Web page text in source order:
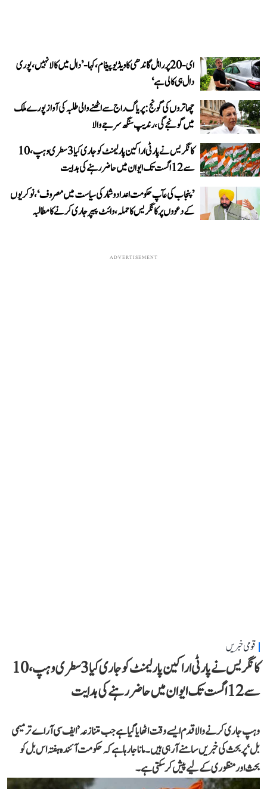
ای-20 پر راہل گاندھی کا ویڈیو پیغام، کہا- ’دال میں کالا نہیں، پوری
دال ہی کالی ہے‘
چھاتروں کی گونج: پریاگ راج سے اٹھنے والی طلبہ کی آواز پورے ملک
میں گونجے گی، رندیپ سنگھ سرجے والا
کانگریس نے پارٹی اراکین پارلیمنٹ کو جاری کیا 3 سطری وہپ، 10
سے 12 اگست تک ایوان میں حاضر رہنے کی ہدایت
’پنجاب کی عآپ حکومت اعداد و شمار کی سیاست میں مصروف‘، نوکریوں
کے دعووں پر کانگریس کا حملہ، وائٹ پیپر جاری کرنے کا مطالبہ
ADVERTISEMENT
قومی خبریں
کانگریس نے پارٹی اراکین پارلیمنٹ کو جاری کیا 3 سطری وہپ، 10
سے 12 اگست تک ایوان میں حاضر رہنے کی ہدایت
وہپ جاری کرنے والا قدم ایسے وقت اٹھایا گیا ہے جب متنازعہ ’ایف سی آر اے ترمیمی
بل‘ پر بحث کی خبریں سامنے آ رہی ہیں۔ مانا جا رہا ہے کہ حکومت آئندہ ہفتہ اس بل کو
بحث اور منظوری کے لیے پیش کر سکتی ہے۔